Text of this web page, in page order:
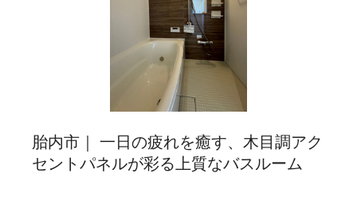
胎内市｜ 一日の疲れを癒す、木目調アク
セントパネルが彩る上質なバスルーム